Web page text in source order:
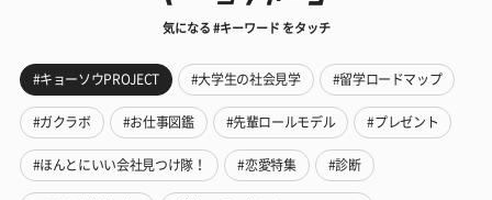
気になる #キーワード をタッチ
#キョーソウPROJECT #大学生の社会見学 #留学ロードマップ
#ガクラボ #お仕事図鑑 #先輩ロールモデル #プレゼント
#ほんとにいい会社見つけ隊！ #恋愛特集 #診断